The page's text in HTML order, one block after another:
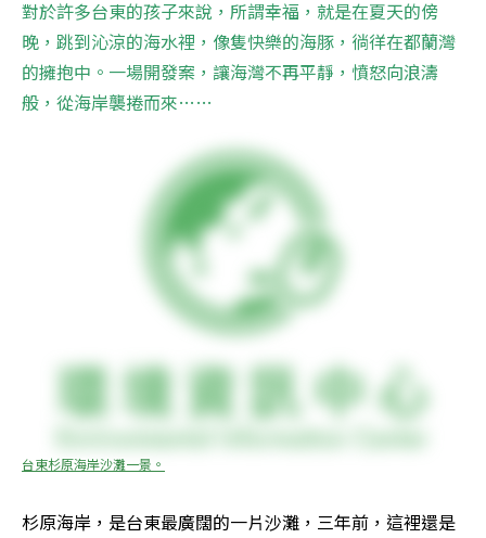
對於許多台東的孩子來說，所謂幸福，就是在夏天的傍
晚，跳到沁涼的海水裡，像隻快樂的海豚，徜徉在都蘭灣
的擁抱中。一場開發案，讓海灣不再平靜，憤怒向浪濤
般，從海岸襲捲而來……
台東杉原海岸沙灘一景。
杉原海岸，是台東最廣闊的一片沙灘，三年前，這裡還是